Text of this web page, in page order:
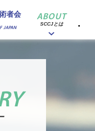
者会
JAPAN
ABOUT
SCCJとは